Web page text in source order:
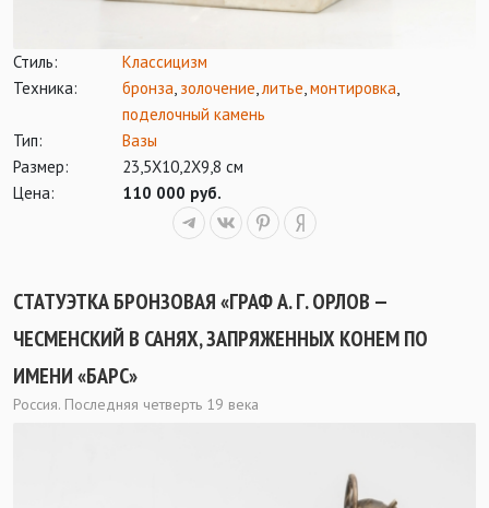
Стиль:
Классицизм
Техника:
бронза, золочение,литье,монтировка,
поделочный камень
Тип:
Вазы
Размер:
23,5Х10,2Х9,8 см
Цена:
110 000 руб.
СТАТУЭТКА БРОНЗОВАЯ «ГРАФ А. Г. ОРЛОВ —
ЧЕСМЕНСКИЙ В САНЯХ, ЗАПРЯЖЕННЫХ КОНЕМ ПО
ИМЕНИ «БАРС»
Россия. Последняя четверть 19 века